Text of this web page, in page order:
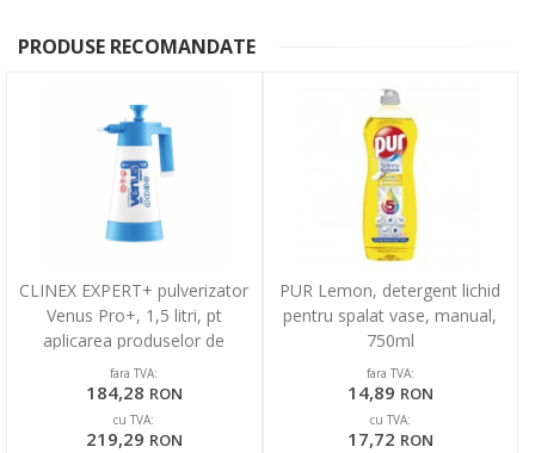
PRODUSE RECOMANDATE
CLINEX EXPERT+ pulverizator
Venus Pro+, 1,5 litri, pt
aplicarea produselor de
curatare pre-spalare
fara TVA:
184,28 RON
cu TVA:
219,29 RON
PUR Lemon, detergent lichid
pentru spalat vase, manual,
750ml
fara TVA:
14,89 RON
cu TVA:
17,72 RON